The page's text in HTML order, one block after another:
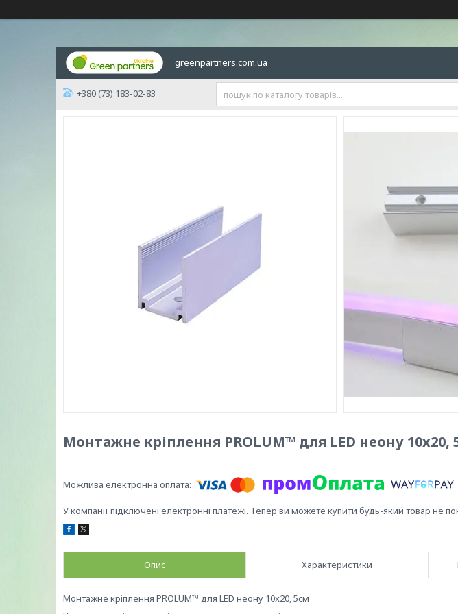
greenpartners.com.ua
+380 (73) 183-02-83
Монтажне кріплення PROLUM™ для LED неону 10x20,
У компанії підключені електронні платежі. Тепер ви можете купити будь-який товар не
Опис Характеристики
Монтажне кріплення PROLUM™ для LED неону 10x20, 5cм